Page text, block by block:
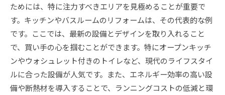
ためには、特に注力すべきエリアを見極めることが重要で
す。キッチンやバスルームのリフォームは、その代表的な例
です。ここでは、最新の設備とデザインを取り入れること
で、買い手の心を掴むことができます。特にオープンキッチ
ンやウォシュレット付きのトイレなど、現代のライフスタイ
ルに合った設備が人気です。また、エネルギー効率の高い設
備や断熱材を導入することで、ランニングコストの低減と環